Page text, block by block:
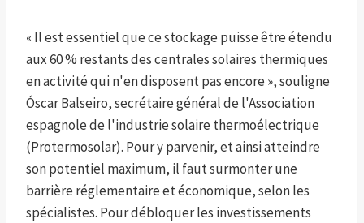
« Il est essentiel que ce stockage puisse être étendu
aux 60 % restants des centrales solaires thermiques
en activité qui n'en disposent pas encore », souligne
Óscar Balseiro, secrétaire général de l'Association
espagnole de l'industrie solaire thermoélectrique
(Protermosolar). Pour y parvenir, et ainsi atteindre
son potentiel maximum, il faut surmonter une
barrière réglementaire et économique, selon les
spécialistes. Pour débloquer les investissements